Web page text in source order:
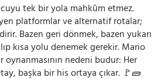
tek bir yola mahkûm etmez.
platformlar ve alternatif rotalar;
Bazen geri dönmek, bazen yukarı
kısa yolu denemek gerekir. Mario
oynanmasının nedeni budur: Her
başka bir his ortaya çıkar. 🚩🧱